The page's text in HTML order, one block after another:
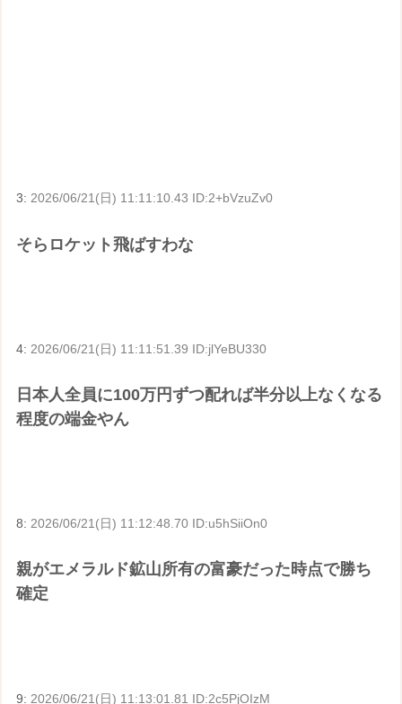
3:2026/06/21(日) 11:11:10.43 ID:2+bVzuZv0
そらロケット飛ばすわな
4: 2026/06/21(日) 11:11:51.39 ID:jlYeBU330
日本人全員に100万円ずつ配れば半分以上なくなる
程度の端金やん
8:2026/06/21(日) 11:12:48.70 ID:u5hSiiOn0
親がエメラルド鉱山所有の富豪だった時点で勝ち
確定
9: 2026/06/21(日) 11:13:01.81 ID:2c5PjOIzM